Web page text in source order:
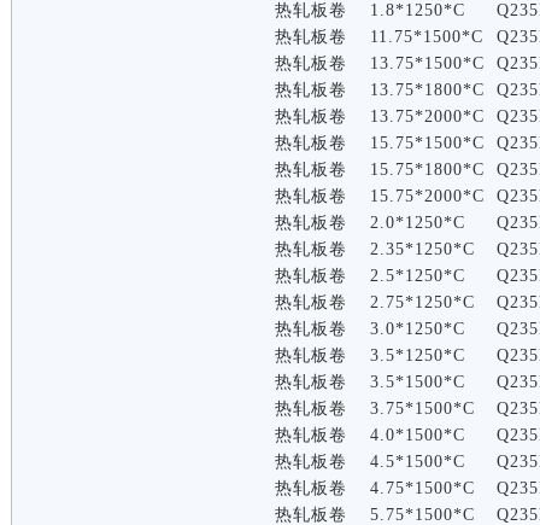
热轧板卷
1.8*1250*C
热轧板卷
11.75*1500*C
热轧板卷
13.75*1500*C
热轧板卷
13.75*1800*C
热轧板卷
13.75*2000*C
热轧板卷
15.75*1500*C
热轧板卷
15.75*1800*C
热轧板卷
15.75*2000*C
热轧板卷
2.0*1250*C
热轧板卷
2.35*1250*C
热轧板卷
2.5*1250*C
热轧板卷
2.75*1250*C
热轧板卷
3.0*1250*C
热轧板卷
3.5*1250*C
热轧板卷
3.5*1500*C
热轧板卷
3.75*1500*C
热轧板卷
4.0*1500*C
热轧板卷
4.5*1500*C
热轧板卷
4.75*1500*C
热轧板卷
5.75*1500*C